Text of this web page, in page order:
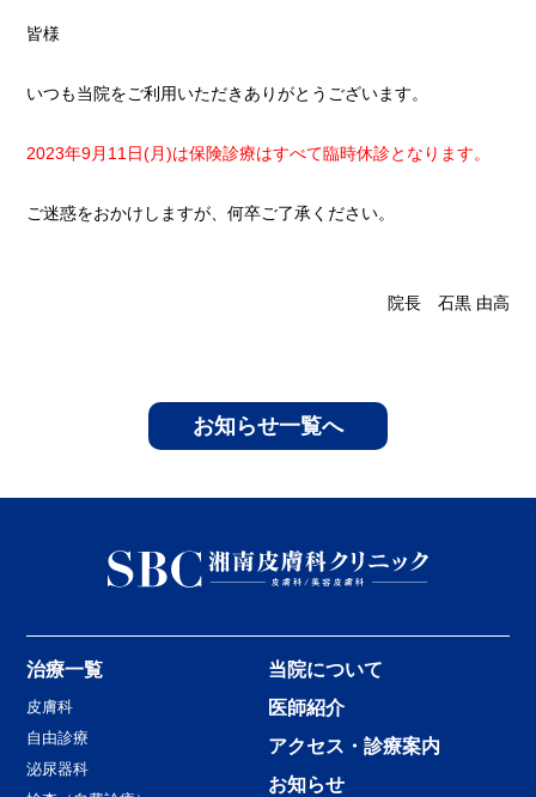
皆様
いつも当院をご利用いただきありがとうございます。
2023年9月11日(月)は保険診療はすべて臨時休診となります。
ご迷惑をおかけしますが、何卒ご了承ください。
院長 石黒 由高
お知らせ一覧へ
治療一覧
皮膚科
自由診療
泌尿器科
当院について
医師紹介
アクセス・診療案内
お知らせ